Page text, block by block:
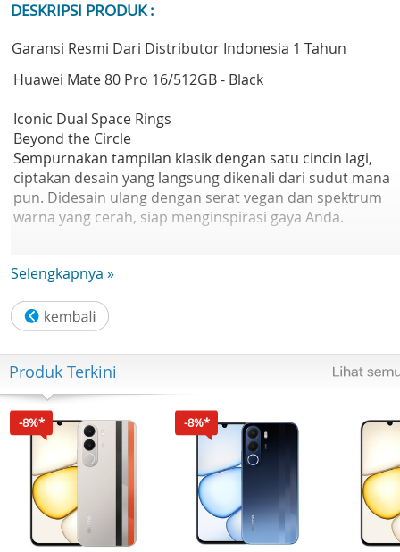
DESKRIPSI PRODUK :
Garansi Resmi Dari Distributor Indonesia 1 Tahun
Huawei Mate 80 Pro 16/512GB - Black
Iconic Dual Space Rings
Beyond the Circle
Sempurnakan tampilan klasik dengan satu cincin lagi,
ciptakan desain yang langsung dikenali dari sudut mana
pun. Didesain ulang dengan serat vegan dan spektrum
warna yang cerah, siap menginspirasi gaya Anda.
Super Durable Architecture
Built to Endure
Diperkuat dengan Kaca Kunlun Generasi ke-2 dan serat
vegan yang tahan lama, produk ini menawarkan
perlindungan menyeluruh untuk keandalan maksimal.
Dikombinasikan dengan desain tahan air yang canggih,
produk ini tetap aman dari tumpahan atau cipratan yang
tak terduga.
2nd Gen Kunlun Glass,
drop resistance improved by
Selengkapnya »
Produk Terkini
-8%* -8%*